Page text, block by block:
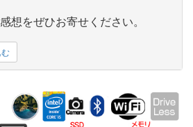
想をぜひお寄せください。